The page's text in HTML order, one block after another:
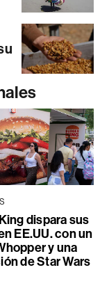
dispara sus
EE.UU. con un
y una
de Star Wars